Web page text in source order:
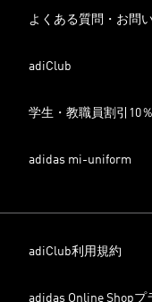
よくある質問・お問
adiClub
学生・教職員割引10
adidas mi-uniform
adiClub利用規約
adidas Online Shopプ